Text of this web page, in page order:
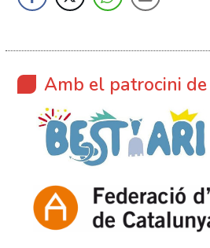
Amb el patrocini de